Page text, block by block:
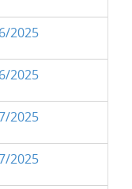
2025
2025
2025
2025